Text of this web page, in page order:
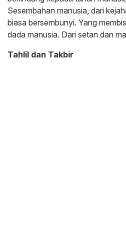
Sesembahan manusia, dari
biasa bersembunyi. Yang
dada manusia. Dari setan dan
Tahlil dan Takbir